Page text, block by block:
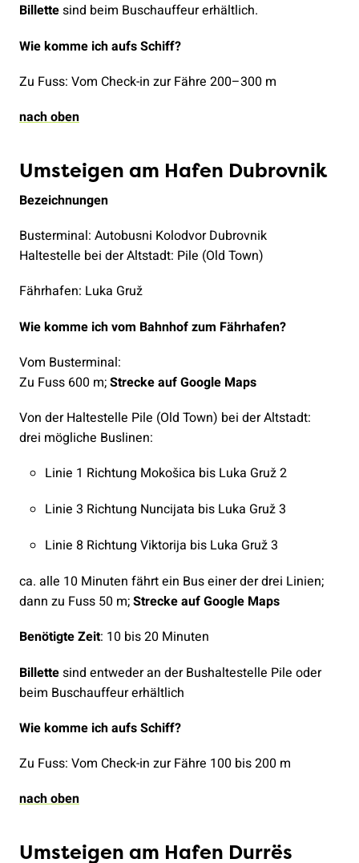
Billettesind beim Buschauffeur erhältlich.
Wie komme ich aufs Schiff?
Zu Fuss: Vom Check-in zur Fähre 200–300 m
nach oben
Umsteigen am Hafen Dubrovnik
Bezeichnungen
Busterminal: Autobusni Kolodvor Dubrovnik
Haltestelle bei der Altstadt: Pile (Old Town)
Fährhafen: Luka Gruž
Wie komme ich vom Bahnhof zum Fährhafen?
Vom Busterminal:
Zu Fuss 600 m;Strecke auf Google Maps
Von der Haltestelle Pile (Old Town) bei der Altstadt:
drei mögliche Buslinen:
Linie 1 Richtung Mokošica bis Luka Gruž 2
Linie 3 Richtung Nuncijata bis Luka Gruž 3
Linie 8 Richtung Viktorija bis Luka Gruž 3
ca. alle 10 Minuten fährt ein Bus einer der drei Linien;
dann zu Fuss 50 m;Strecke auf Google Maps
Benötigte Zeit: 10 bis 20 Minuten
Billettesind entweder an der Bushaltestelle Pile oder
beim Buschauffeur erhältlich
Wie komme ich aufs Schiff?
Zu Fuss: Vom Check-in zur Fähre 100 bis 200 m
nach oben
Umsteigen am Hafen Durrës